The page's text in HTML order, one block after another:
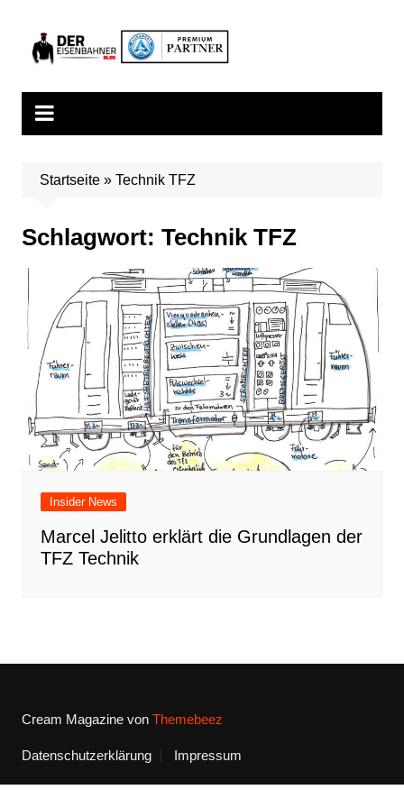
springen
Startseite» Technik TFZ
Schlagwort: Technik TFZ
Insider News
Marcel Jelitto erklärt die Grundlagen der
TFZ Technik
Cream Magazine von Themebeez
Datenschutzerklärung Impressum